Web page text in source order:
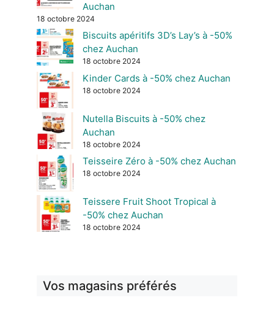
Auchan
18 octobre 2024
Biscuits apéritifs 3D’s Lay’s à -50%
chez Auchan
18 octobre 2024
Kinder Cards à -50% chez Auchan
18 octobre 2024
Nutella Biscuits à -50% chez
Auchan
18 octobre 2024
Teisseire Zéro à -50% chez Auchan
18 octobre 2024
Teissere Fruit Shoot Tropical à
-50% chez Auchan
18 octobre 2024
Vos magasins préférés